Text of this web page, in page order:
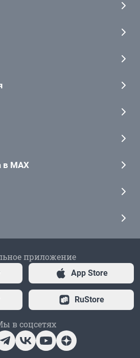
в MAX
приложение
App Store
RuStore
в соцсетях